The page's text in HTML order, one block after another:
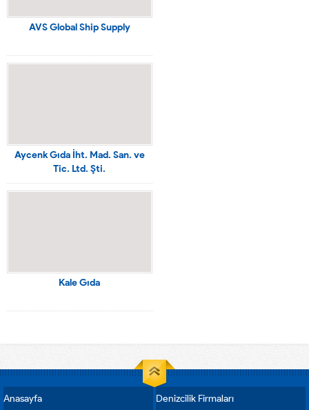
AVS Global Ship Supply
Aycenk Gıda İht. Mad. San. ve
Tic. Ltd. Şti.
Kale Gıda
Anasayfa Denizcilik Firmaları